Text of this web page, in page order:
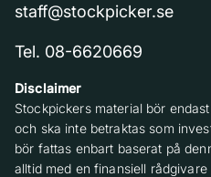
staff@stockpicker.se
Tel. 08-6620669
Disclaimer
Stockpickers material bör
och ska inte betraktas som
bör fattas enbart baserat på
alltid med en finansiell